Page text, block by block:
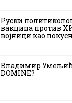
Руски
вакцина против
војници као
Владимир Умељић:
DOMINE?